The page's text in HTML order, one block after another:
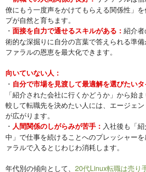
僚にもう一度声をかけてもらえる関係性」
プが自然と育ちます。
・面接を自力で通せるスキルがある：紹介
術的な深掘りに自分の言葉で答えられる準
ファラルの恩恵を最大化できます。
向いていない人：
・ 自分で市場を見渡して最適解を選びたいタ
「紹介された会社に行くかどうか」から始
較して転職先を決めたい人には、エージェ
が広がります。
・ 人間関係のしがらみが苦手： 入社後も「
中」で仕事を続けることへのプレッシャー
ァラルで入るとじわじわ消耗します。
年代別の傾向として、20代Linux転職は売り